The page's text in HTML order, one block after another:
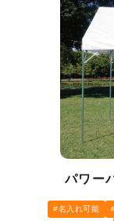
パワー
名入れ可能